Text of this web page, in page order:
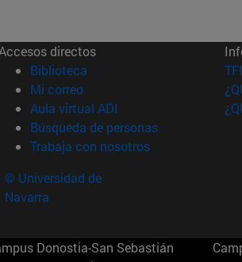
directos
Biblioteca (abre en nueva ventana)
Mi correo(abre en nueva ventana)
Aula virtual ADI (abre en nueva
Búsqueda de personas(abre en nueva
Trabaja con nosotros(abre en nueva
© Universidad de
Navarra
Donostia-San Sebastián